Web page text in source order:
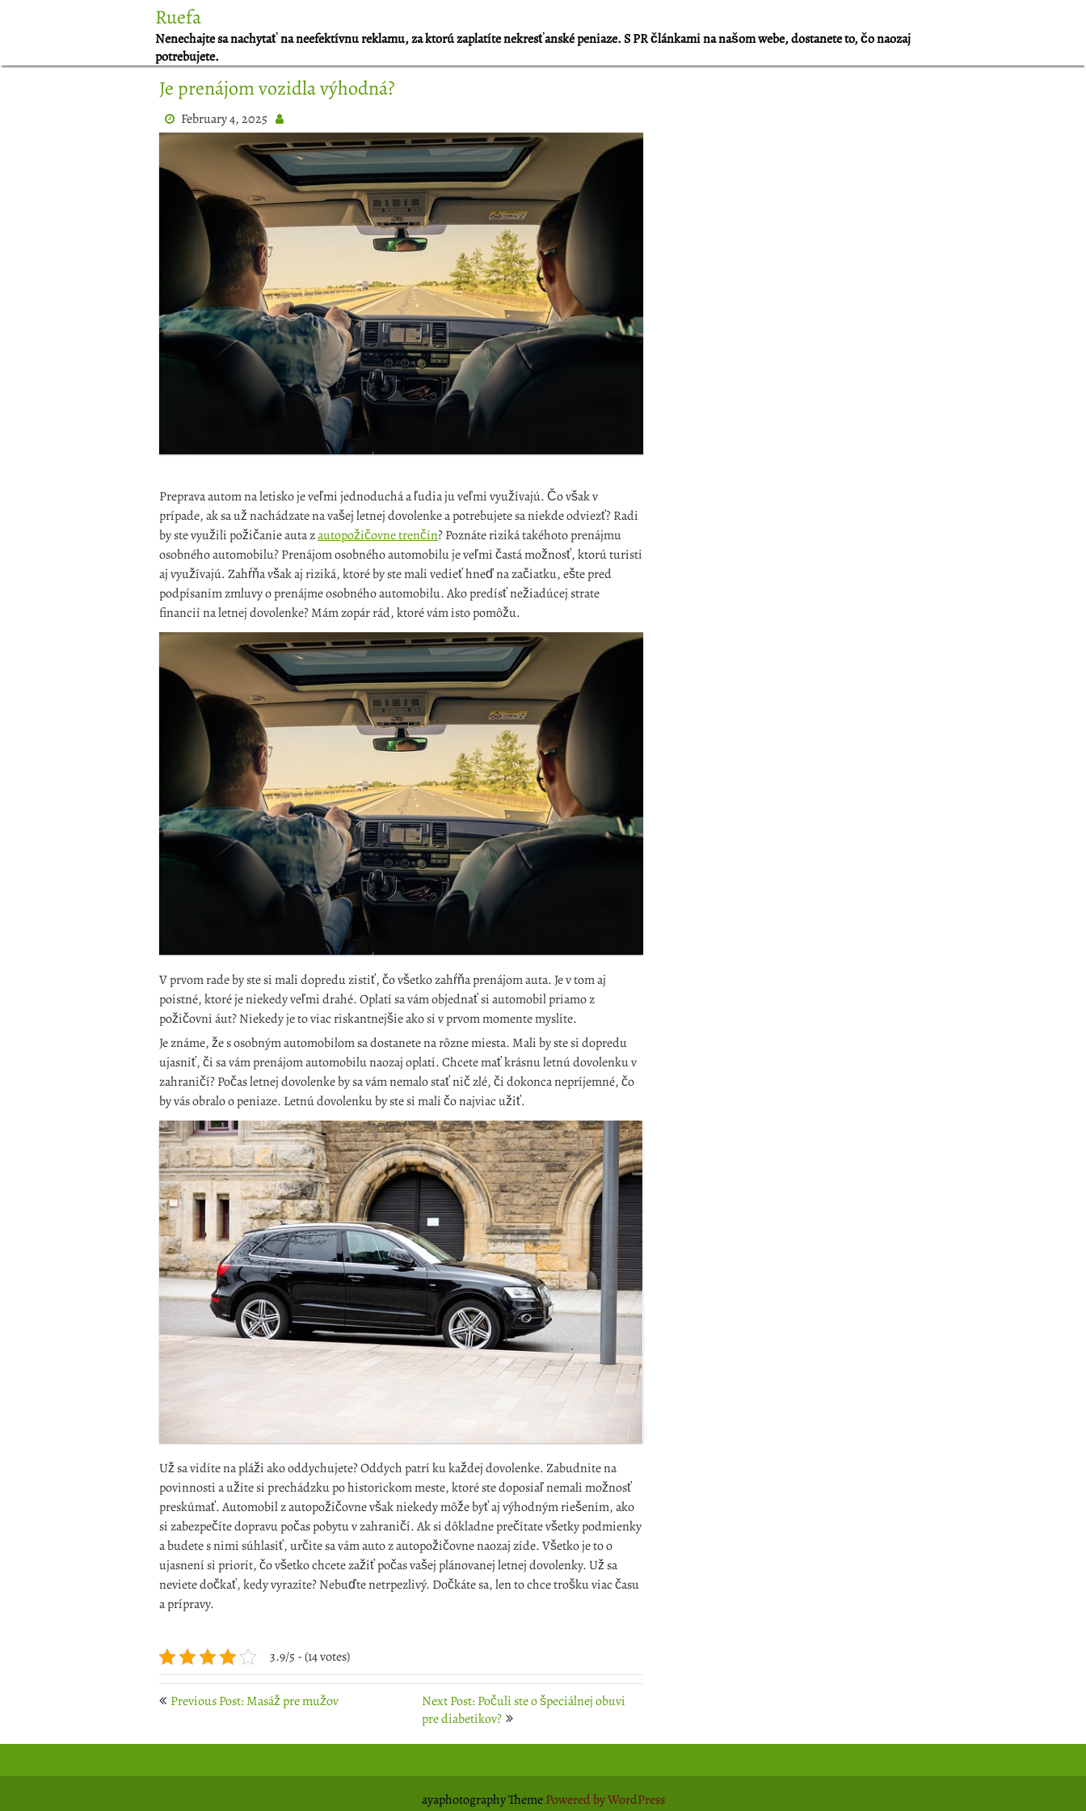
Ruefa
Nenechajte sa nachytať na neefektívnu reklamu, za ktorú zaplatíte nekresťanské peniaze. S PR článkami na našom webe, dostanete to, čo naozaj
potrebujete.
Je prenájom vozidla výhodná?
February 4, 2025
Preprava autom na letisko je veľmi jednoduchá a ľudia ju veľmi využívajú. Čo však v
prípade, ak sa už nachádzate na vašej letnej dovolenke a potrebujete sa niekde odviezť? Radi
by ste využili požičanie auta zautopožičovne trenčín? Poznáte riziká takéhoto prenájmu
osobného automobilu?Prenájom osobného automobilu je veľmi častá možnosť, ktorú turisti
aj využívajú. Zahŕňa však aj riziká, ktoré by ste mali vedieť hneď na začiatku, ešte pred
podpísaním zmluvy o prenájme osobného automobilu. Ako predísť nežiadúcej strate
financií na letnej dovolenke? Mám zopár rád, ktoré vám isto pomôžu.
V prvom rade by ste si mali dopredu zistiť, čo všetko zahŕňa prenájom auta. Je v tom aj
poistné, ktoré je niekedy veľmi drahé. Oplatí sa vám objednať si automobil priamo z
požičovni áut? Niekedy je to viac riskantnejšie ako si v prvom momente myslíte.
Je známe, že s osobným automobilom sa dostanete na rôzne miesta. Mali by ste si dopredu
ujasniť, či sa vám prenájom automobilu naozaj oplatí. Chcete mať krásnu letnú dovolenku v
zahraničí? Počas letnej dovolenke by sa vám nemalo stať nič zlé, či dokonca nepríjemné, čo
by vás obralo o peniaze. Letnú dovolenku by ste si mali čo najviac užiť.
Už sa vidíte na pláži ako oddychujete? Oddych patrí ku každej dovolenke. Zabudnite na
povinnosti a užite si prechádzku po historickom meste, ktoré ste doposiaľ nemali možnosť
preskúmať.Automobil z autopožičovne však niekedy môže byť aj výhodným riešením, ako
si zabezpečíte dopravu počas pobytu v zahraničí. Ak si dôkladne prečítate všetky podmienky
a budete s nimi súhlasiť, určite sa vám auto z autopožičovne naozaj zíde. Všetko je to o
ujasnení si priorít, čo všetko chcete zažiť počas vašej plánovanej letnej dovolenky. Už sa
neviete dočkať, kedy vyrazíte? Nebuďte netrpezlivý. Dočkáte sa, len to chce trošku viac času
a prípravy.
3.9/5 - (14 votes)
Post
Previous Post: Masáž pre mužov
Next Post: Počuli ste o špeciálnej obuvi
pre diabetikov?
ayaphotography ThemePowered by WordPress